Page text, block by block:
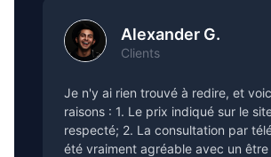
Alexander G.
Clients
Je n'y ai rien trouvé à redire, et
raisons : 1. Le prix indiqué sur le
respecté; 2. La consultation par
été vraiment agréable avec un être